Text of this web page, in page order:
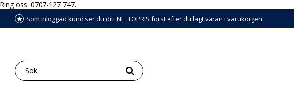
Ring oss: 0707-127 747.
Som inloggad kund ser du ditt NETTOPRIS först efter du lagt varan i varukorgen.